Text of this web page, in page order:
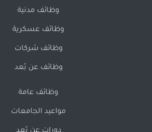
وظائف مدنية
وظائف عسكرية
وظائف شركات
وظائف عن بُعد
وظائف عامة
مواعيد الجامعات